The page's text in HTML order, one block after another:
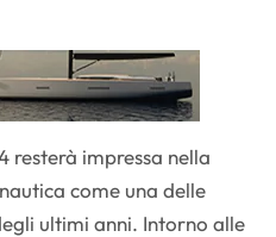
resterà impressa nella
come una delle
ultimi anni. Intorno alle